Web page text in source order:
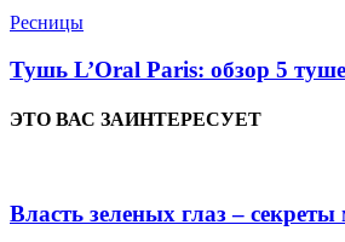
Ресницы
Тушь L’Oral Paris: обзор 5
ЭТО ВАС ЗАИНТЕРЕСУЕТ
Власть зеленых глаз –